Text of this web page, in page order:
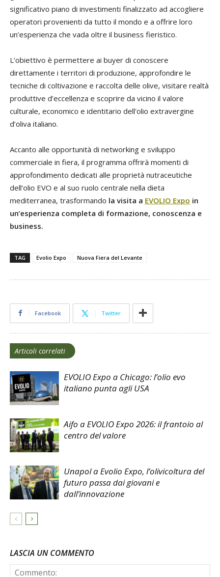
significativo piano di investimenti finalizzato ad accogliere
operatori provenienti da tutto il mondo e a offrire loro
un’esperienza che vada oltre il business fieristico.
L’obiettivo è permettere ai buyer di conoscere
direttamente i territori di produzione, approfondire le
tecniche di coltivazione e raccolta delle olive, visitare realtà
produttive d’eccellenza e scoprire da vicino il valore
culturale, economico e identitario dell'olio extravergine
d’oliva italiano.
Accanto alle opportunità di networking e sviluppo
commerciale in fiera, il programma offrirà momenti di
approfondimento dedicati alle proprietà nutraceutiche
dell’olio EVO e al suo ruolo centrale nella dieta
mediterranea, trasformando la visita a EVOLIO Expo in
un’esperienza completa di formazione, conoscenza e
business.
TAG Evolio Expo Nuova Fiera del Levante
Facebook Twitter
Articoli correlati
EVOLIO Expo a Chicago: l’olio evo
italiano punta agli USA
Aifo a EVOLIO Expo 2026: il frantoio al
centro del valore
Unapol a Evolio Expo, l’olivicoltura del
futuro passa dai giovani e
dall’innovazione
LASCIA UN COMMENTO